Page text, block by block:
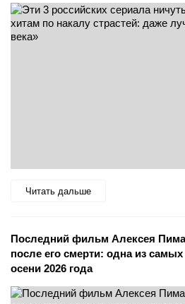
Читать дальше
Последний фильм Алексея
после его смерти: одна из
осени 2026 года